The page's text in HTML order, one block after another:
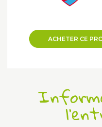
ACHETER CE